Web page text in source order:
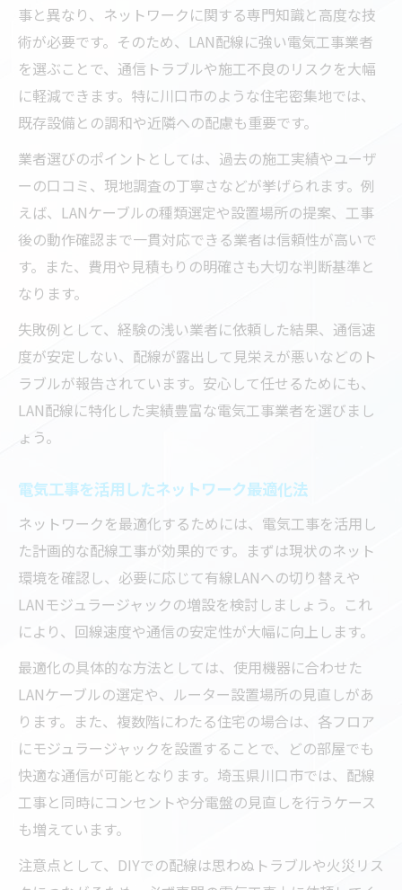
事と異なり、ネットワークに関する専門知識と高度な技
術が必要です。そのため、LAN配線に強い電気工事業者
を選ぶことで、通信トラブルや施工不良のリスクを大幅
に軽減できます。特に川口市のような住宅密集地では、
既存設備との調和や近隣への配慮も重要です。
業者選びのポイントとしては、過去の施工実績やユーザ
ーの口コミ、現地調査の丁寧さなどが挙げられます。例
えば、LANケーブルの種類選定や設置場所の提案、工事
後の動作確認まで一貫対応できる業者は信頼性が高いで
す。また、費用や見積もりの明確さも大切な判断基準と
なります。
失敗例として、経験の浅い業者に依頼した結果、通信速
度が安定しない、配線が露出して見栄えが悪いなどのト
ラブルが報告されています。安心して任せるためにも、
LAN配線に特化した実績豊富な電気工事業者を選びまし
ょう。
電気工事を活用したネットワーク最適化法
ネットワークを最適化するためには、電気工事を活用し
た計画的な配線工事が効果的です。まずは現状のネット
環境を確認し、必要に応じて有線LANへの切り替えや
LANモジュラージャックの増設を検討しましょう。これ
により、回線速度や通信の安定性が大幅に向上します。
最適化の具体的な方法としては、使用機器に合わせた
LANケーブルの選定や、ルーター設置場所の見直しがあ
ります。また、複数階にわたる住宅の場合は、各フロア
にモジュラージャックを設置することで、どの部屋でも
快適な通信が可能となります。埼玉県川口市では、配線
工事と同時にコンセントや分電盤の見直しを行うケース
も増えています。
注意点として、DIYでの配線は思わぬトラブルや火災リス